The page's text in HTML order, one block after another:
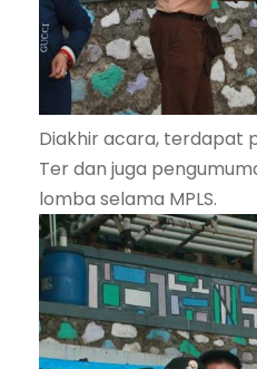
Diakhir acara, terdapat
Ter dan juga
lomba selama MPLS.